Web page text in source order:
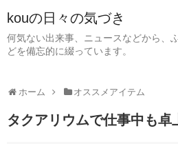
kouの日々の気づき
何気ない出来事、ニュースなどから、
どを備忘的に綴っています。
ホーム オススメアイテム
タクアリウムで仕事中も卓